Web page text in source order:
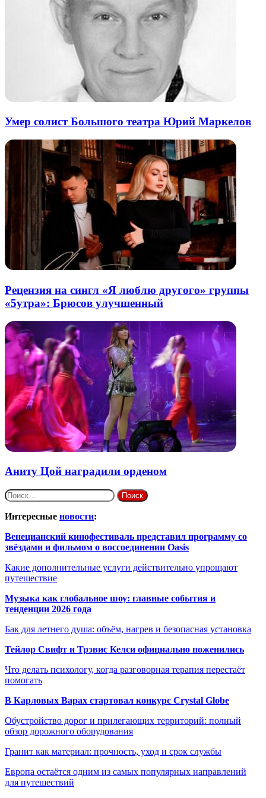
Умер солист Большого театра Юрий Маркелов
Рецензия на сингл «Я люблю другого» группы
«5утра»: Брюсов улучшенный
Аниту Цой наградили орденом
Найти:
Интересные новости:
Венецианский кинофестиваль представил программу со
звёздами и фильмом о воссоединении Oasis
Какие дополнительные услуги действительно упрощают
путешествие
Музыка как глобальное шоу: главные события и
тенденции 2026 года
Бак для летнего душа: объём, нагрев и безопасная установка
Тейлор Свифт и Трэвис Келси официально поженились
Что делать психологу, когда разговорная терапия перестаёт
помогать
В Карловых Варах стартовал конкурс Crystal Globe
Обустройство дорог и прилегающих территорий: полный
обзор дорожного оборудования
Гранит как материал: прочность, уход и срок службы
Европа остаётся одним из самых популярных направлений
для путешествий